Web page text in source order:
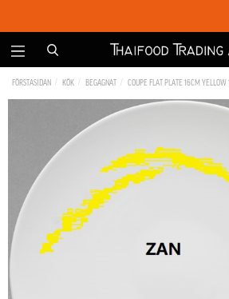
FÖRSTASIDAN KÖK BEGAGNAT COUPE FLAT PLATE 16CM